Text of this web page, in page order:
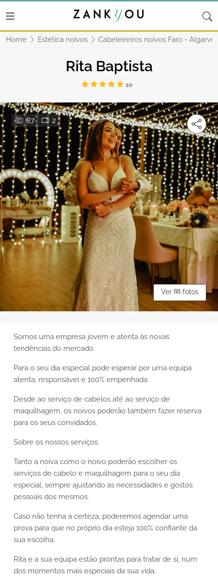
Home Estética noivos Cabeleireiros noivos Faro - Algarve
Rita Baptista
10
87 2
Ver 88 fotos
Somos uma empresa jovem e atenta às novas
tendências do mercado.
Para o seu dia especial pode esperar por uma equipa
atenta, responsável e 100% empenhada.
Desde ao serviço de cabelos até ao serviço de
maquilhagem, os noivos poderão também fazer reserva
para os seus convidados.
Sobre os nossos serviços:
Tanto a noiva como o noivo poderão escolher os
serviços de cabelo e maquilhagem para o seu dia
especial, sempre ajustando as necessidades e gostos
pessoais dos mesmos.
Caso não tenha a certeza, poderemos agendar uma
prova para que no próprio dia esteja 100% confiante da
sua escolha.
Rita e a sua equipa estão prontas para tratar de si, num
dos momentos mais especiais da sua vida.